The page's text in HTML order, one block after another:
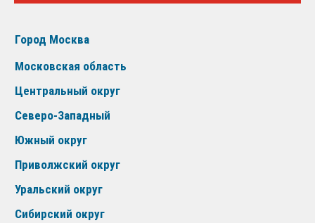
Город Москва
Московская область
Центральный округ
Северо-Западный
Южный округ
Приволжский округ
Уральский округ
Сибирский округ